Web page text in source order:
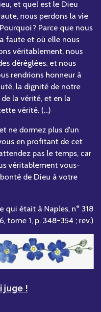
et quel est le Dieu
nous perdons la vie
Parce que nous
faute et où elle nous
véritablement, nous
déréglées, et nous
rendrions honneur à
la dignité de notre
la vérité, et en la
vérité. (…)
ne dormez plus d'un
en profitant de cet
pas le temps, car
véritablement vous-
de Dieu à votre
qui était à Naples, n° 318
tome 1, p. 348-354 ; rev.)
juge !